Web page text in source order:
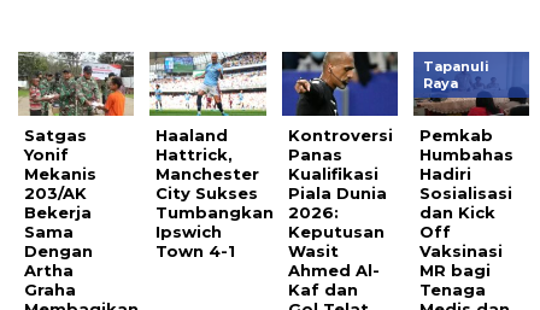
Satgas
Yonif
Mekanis
203/AK
Bekerja
Sama
Dengan
Artha
Graha
Haaland
Hattrick,
Manchester
City Sukses
Tumbangkan
Ipswich
Town 4-1
Kontroversi
Panas
Kualifikasi
Piala Dunia
2026:
Keputusan
Wasit
Ahmed Al-
Kaf dan
Tapanuli
Raya
Pemkab
Humbahas
Hadiri
Sosialisasi
dan Kick
Off
Vaksinasi
MR bagi
Tenaga